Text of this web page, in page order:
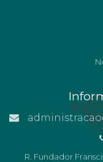
R. Fundador